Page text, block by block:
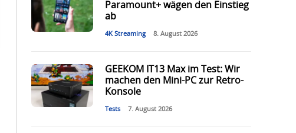
Paramount+ wägen den Einstieg
ab
4K Streaming 8. August 2026
GEEKOM IT13 Max im Test: Wir
machen den Mini-PC zur Retro-
Konsole
Tests 7. August 2026